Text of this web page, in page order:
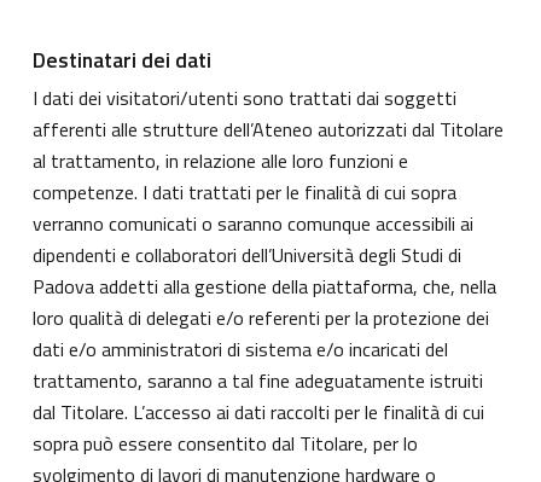
Destinatari dei dati
I dati dei visitatori/utenti sono trattati dai soggetti
afferenti alle strutture dell’Ateneo autorizzati dal Titolare
al trattamento, in relazione alle loro funzioni e
competenze. I dati trattati per le finalità di cui sopra
verranno comunicati o saranno comunque accessibili ai
dipendenti e collaboratori dell’Università degli Studi di
Padova addetti alla gestione della piattaforma, che, nella
loro qualità di delegati e/o referenti per la protezione dei
dati e/o amministratori di sistema e/o incaricati del
trattamento, saranno a tal fine adeguatamente istruiti
dal Titolare. L’accesso ai dati raccolti per le finalità di cui
sopra può essere consentito dal Titolare, per lo
svolgimento di lavori di manutenzione hardware o